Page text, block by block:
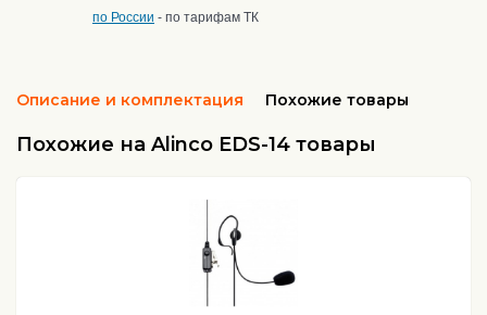
по России - по тарифам ТК
Описание и комплектация Похожие товары
Похожие на Alinco EDS-14 товары